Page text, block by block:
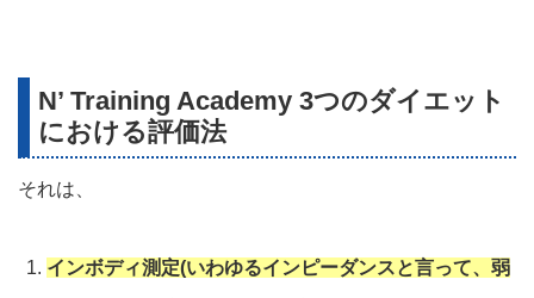
N’ Training Academy 3つのダイエット
における評価法
それは、
インボディ測定(いわゆるインピーダンスと言って、弱